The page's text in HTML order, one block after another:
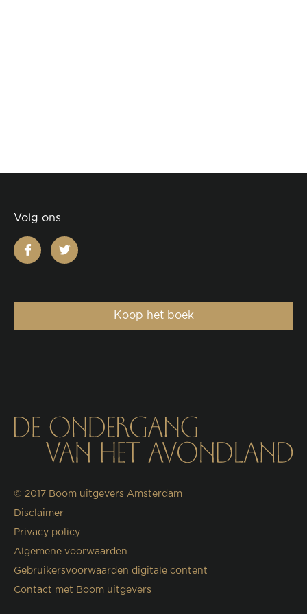
Volg ons
facebooktwitter
Koop het boek
© 2017 Boom uitgevers Amsterdam
Disclaimer
Privacy policy
Algemene voorwaarden
Gebruikersvoorwaarden digitale content
Contact met Boom uitgevers